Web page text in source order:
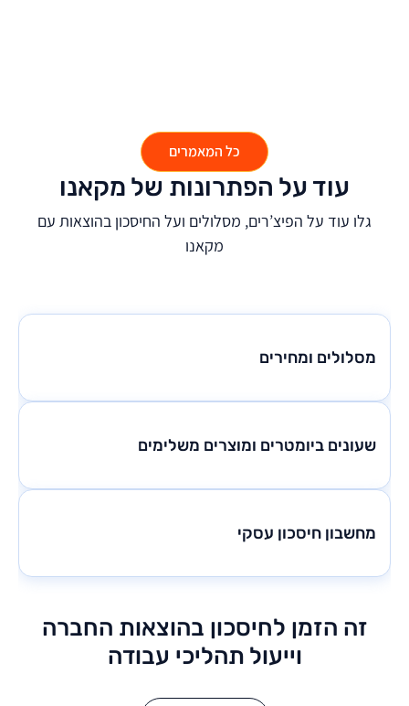
כל המאמרים
עוד על הפתרונות של מקאנו
גלו עוד על הפיצ’רים, מסלולים ועל החיסכון בהוצאות עם
מקאנו
מסלולים ומחירים
שעונים ביומטרים ומוצרים משלימים
מחשבון חיסכון עסקי
זה הזמן לחיסכון בהוצאות החברה
וייעול תהליכי עבודה